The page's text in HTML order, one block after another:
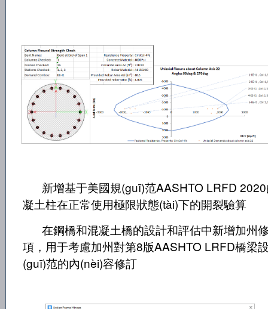
新增基于美國規(guī)范AASHTO LRFD
凝土柱在正常使用極限狀態(tài)下的開裂驗算
在鋼橋和混凝土橋的設計和評估中新增加州
項，用于考慮加州對第8版AASHTO LRFD橋梁
(guī)范的內(nèi)容修訂